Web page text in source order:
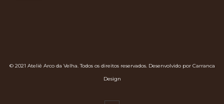
© 2021 Ateliê Arco da Velha. Todos os direitos reservados. Desenvolvido por Carranca
Design